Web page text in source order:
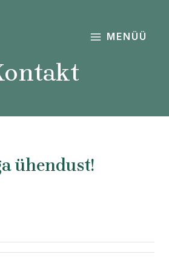
MENU
MENÜÜ
ühendust!